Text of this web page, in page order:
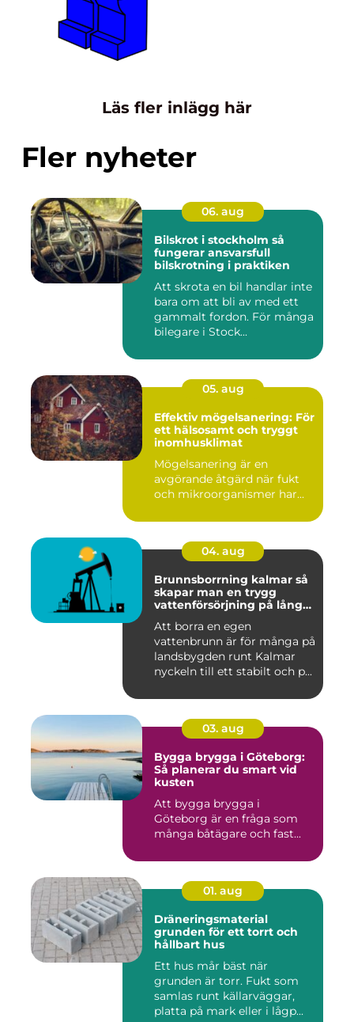
Läs fler inlägg här
Fler nyheter
06. aug
Bilskrot i stockholm så
fungerar ansvarsfull
bilskrotning i praktiken
Att skrota en bil handlar inte
bara om att bli av med ett
gammalt fordon. För många
bilegare i Stock...
05. aug
Effektiv mögelsanering: För
ett hälsosamt och tryggt
inomhusklimat
Mögelsanering är en
avgörande åtgärd när fukt
och mikroorganismer har...
04. aug
Brunnsborrning kalmar så
skapar man en trygg
vattenförsörjning på lång
Att borra en egen
vattenbrunn är för många på
landsbygden runt Kalmar
nyckeln till ett stabilt och p...
03. aug
Bygga brygga i Göteborg:
Så planerar du smart vid
kusten
Att bygga brygga i
Göteborg är en fråga som
många båtägare och fast...
01. aug
Dräneringsmaterial
grunden för ett torrt och
hållbart hus
Ett hus mår bäst när
grunden är torr. Fukt som
samlas runt källarväggar,
platta på mark eller i lågp...